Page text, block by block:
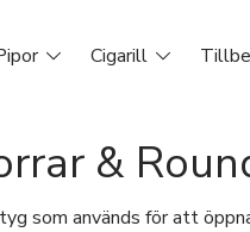
Cigarill
&
som används för att